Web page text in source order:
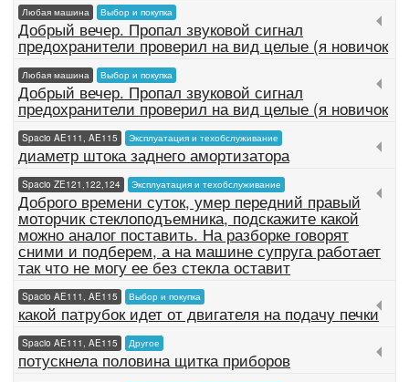
Любая машина Выбор и покупка
Добрый вечер. Пропал звуковой сигнал
предохранители проверил на вид целые (я новичок
Любая машина Выбор и покупка
Добрый вечер. Пропал звуковой сигнал
предохранители проверил на вид целые (я новичок
Spacio AE111, AE115 Эксплуатация и техобслуживание
диаметр штока заднего амортизатора
Spacio ZE121,122,124 Эксплуатация и техобслуживание
Доброго времени суток, умер передний правый
моторчик стеклоподъемника, подскажите какой
можно аналог поставить. На разборке говорят
сними и подберем, а на машине супруга работает
так что не могу ее без стекла оставит
Spacio AE111, AE115 Выбор и покупка
какой патрубок идет от двигателя на подачу печки
Spacio AE111, AE115 Другое
потускнела половина щитка приборов